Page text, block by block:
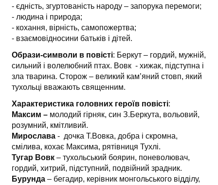
- єдність, згуртованість народу – запорука перемоги;
- людина і природа;
- кохання, вірність, самопожертва;
- взаємовідносини батьків і дітей.
Образи-символи в повісті: Беркут – гордий, мужній,
сильний і волелюбний птах. Вовк - хижак, підступна і
зла тварина. Сторож – великий кам’яний стовп, який
тухольці вважають священним.
Характеристика головних героїв повісті:
Максим – молодий гірняк, син З.Беркута, вольовий,
розумний, кмітливий.
Мирослава - дочка Т.Вовка, добра і скромна,
смілива, кохає Максима, рятівниця Тухлі.
Тугар Вовк – тухольський боярин, поневолювач,
гордий, хитрий, підступний, подвійний зрадник.
Бурунда – бегадир, керівник монгольського відділу,